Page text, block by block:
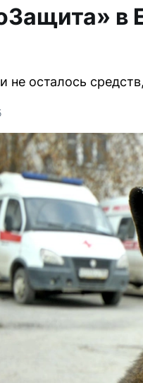
в
не осталось